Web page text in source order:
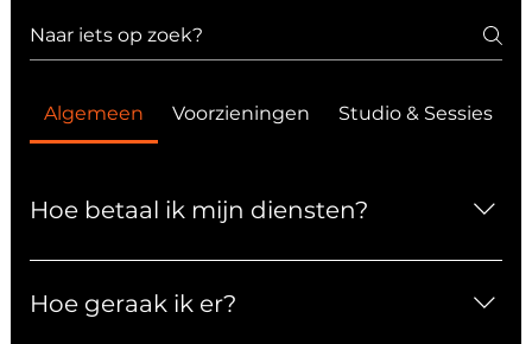
Algemeen Voorzieningen Studio & Sessies
Hoe betaal ik mijn diensten?
Je kan online betalen via bancontact, Apple Pay,
Google Pay, overschrijving, kredietkaart of PayPal.
Contante betaling is ook mogelijk. Op locatie is
Hoe geraak ik er?